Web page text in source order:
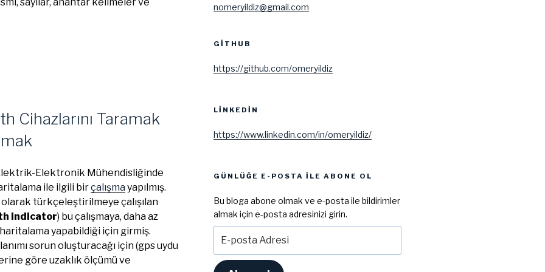
Cihazlarını Taramak
Elektronik Mühendisliğinde
ile ilgili birçalışma yapılmış.
türkçeleştirilmeye çalışılan
indicator) bu çalışmaya, daha az
yapabildiği için girmiş.
sorun oluşturacağı için (gps uydu
göre uzaklık ölçümü ve
nomeryildiz@gmail.com
GITHUB
https://github.com/omeryildiz
LINKEDIN
https://www.linkedin.com/in/omeryildiz/
GÜNLÜĞE E-POSTA ILE ABONE OL
Bu bloga abone olmak ve e-posta ile bildirimler
almak için e-posta adresinizi girin.
posta
Adresi